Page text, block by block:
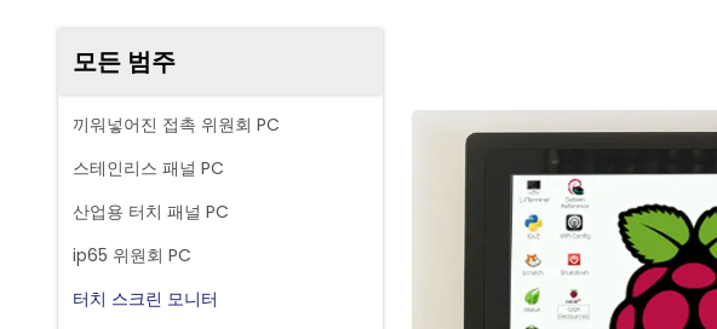
모든 범주
끼워넣어진 접촉 위원회 PC
스테인리스 패널 PC
산업용 터치 패널 PC
ip65 위원회 PC
터치 스크린 모니터